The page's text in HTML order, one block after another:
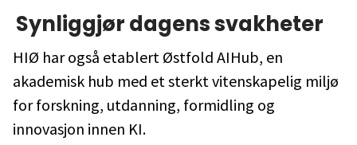
Synliggjør dagens svakheter
HIØ har også etablert Østfold AIHub, en
akademisk hub med et sterkt vitenskapelig miljø
for forskning, utdanning, formidling og
innovasjon innen KI.